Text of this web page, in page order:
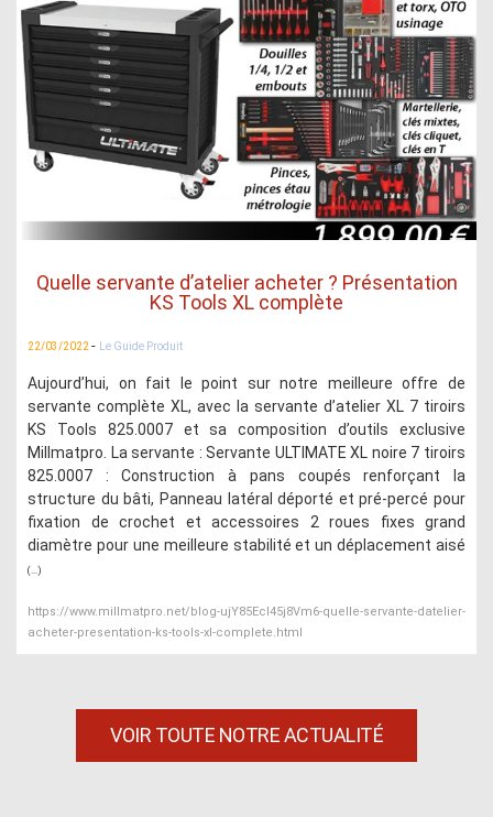
Quelle servante d’atelier acheter ? Présentation
KS Tools XL complète
22/03/2022- Le Guide Produit
Aujourd’hui, on fait le point sur notre meilleure offre de
servante complète XL, avec la servante d’atelier XL 7 tiroirs
KS Tools 825.0007 et sa composition d’outils exclusive
Millmatpro. La servante : Servante ULTIMATE XL noire 7 tiroirs
825.0007 : Construction à pans coupés renforçant la
structure du bâti, Panneau latéral déporté et pré-percé pour
fixation de crochet et accessoires 2 roues fixes grand
diamètre pour une meilleure stabilité et un déplacement aisé
(...)
https://www.millmatpro.net/blog-ujY85EcI45j8Vm6-quelle-servante-datelier-
acheter-presentation-ks-tools-xl-complete.html
VOIR TOUTE NOTRE ACTUALITÉ